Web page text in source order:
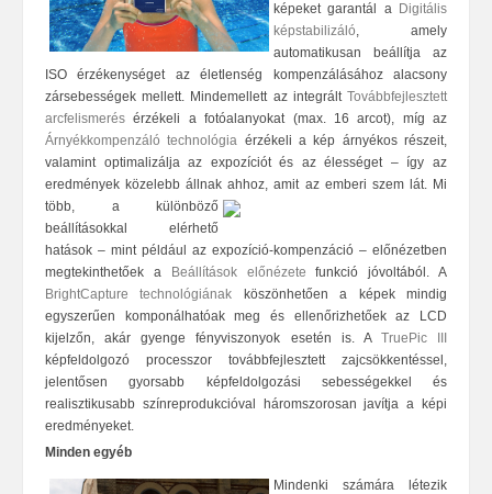
képeket garantál a Digitális
képstabilizáló, amely
automatikusan beállítja az
ISO érzékenységet az életlenség kompenzálásához alacsony
zársebességek mellett. Mindemellett az integrált Továbbfejlesztett
arcfelismerés érzékeli a fotóalanyokat (max. 16 arcot), míg az
Árnyékkompenzáló technológia érzékeli a kép árnyékos részeit,
valamint optimalizálja az expozíciót és az élességet – így az
eredmények közelebb állnak ahhoz, amit az emberi szem lát. Mi
több, a különböző
beállításokkal elérhető
hatások – mint például az expozíció-kompenzáció – előnézetben
megtekinthetőek a
Beállítások előnézete funkció jóvoltából. A
BrightCapture technológiának köszönhetően a képek mindig
egyszerűen komponálhatóak meg és ellenőrizhetőek az LCD
kijelzőn, akár gyenge fényviszonyok esetén is. A TruePic III
képfeldolgozó processzor továbbfejlesztett zajcsökkentéssel,
jelentősen gyorsabb képfeldolgozási sebességekkel és
realisztikusabb színreprodukcióval háromszorosan javítja a képi
eredményeket.
Minden egyéb
Mindenki számára létezik